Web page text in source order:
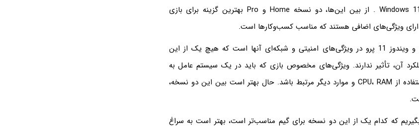
؛ Windows 11 Education . از بین این‌ها، دو نسخه Home و Pro بهترین گزینه برای بازی
ویژگی‌های اضافی هستند که مناسب کسب‌وکارها است.
تفاوت بین ویندوز 11 هوم و ویندوز 11 پرو در ویژگی‌های امنیتی و شبکه‌ای آنها است که هیچ یک از این
آن، تأثیر ندارند. ویژگی‌های مخصوص بازی که باید در یک سیستم عامل به
دنبال آنها بگردید باید با استفاده از CPU، RAM و موارد دیگر مرتبط باشد. حال بهتر است بین این دو نسخه،
بگیریم که کدام یک از این دو نسخه برای گیم مناسب‌تر است، بهتر است به سراغ